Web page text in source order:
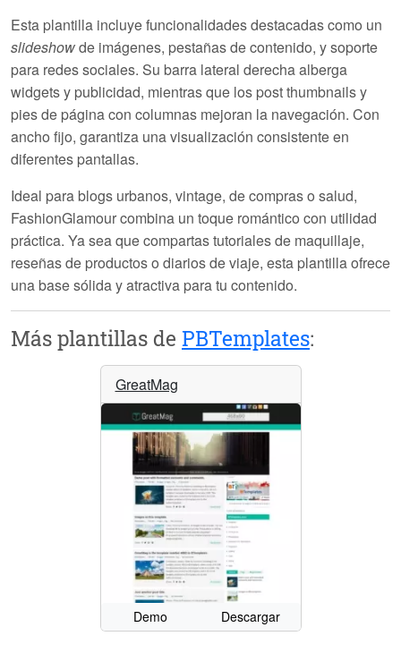
Esta plantilla incluye funcionalidades destacadas como un
slideshowde imágenes, pestañas de contenido, y soporte
para redes sociales. Su barra lateral derecha alberga
widgets y publicidad, mientras que los post thumbnailsy
pies de página con columnas mejoran la navegación. Con
ancho fijo, garantiza una visualización consistente en
diferentes pantallas.
Ideal para blogs urbanos, vintage, de compras o salud,
FashionGlamour combina un toque romántico con utilidad
práctica. Ya sea que compartas tutoriales de maquillaje,
reseñas de productos o diarios de viaje, esta plantilla ofrece
una base sólida y atractiva para tu contenido.
Más plantillas de PBTemplates:
GreatMag
Demo Descargar